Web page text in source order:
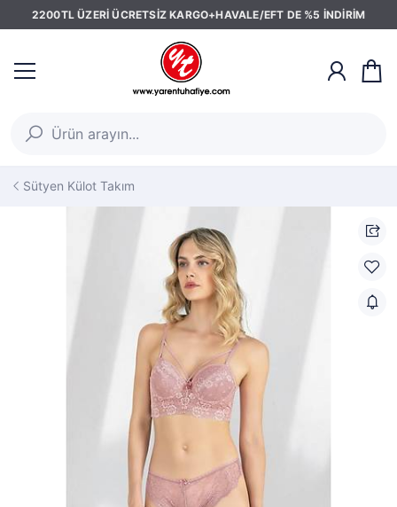
2200TL ÜZERİ ÜCRETSİZ KARGO+HAVALE/EFT DE %5 İNDİRİM
Sütyen Külot Takım